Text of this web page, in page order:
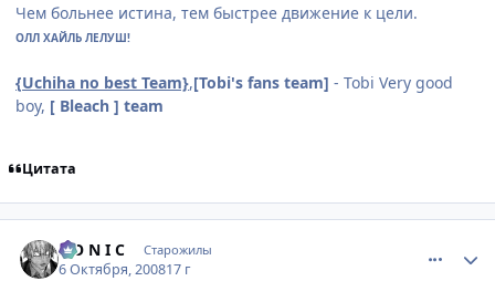
Чем больнее истина, тем быстрее движение к цели.
ОЛЛ ХАЙЛЬ ЛЕЛУШ!
{Uchiha no best Team},[Tobi's fans team] - Tobi Very good
boy, [ Bleach ] team
Цитата
S O N I C Старожилы
6 Октября, 200817 г